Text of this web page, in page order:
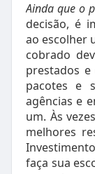
Ainda que o
decisão, é
ao escolher
cobrado
prestados
pacotes e
agências e
um. Às
melhores
faça sua